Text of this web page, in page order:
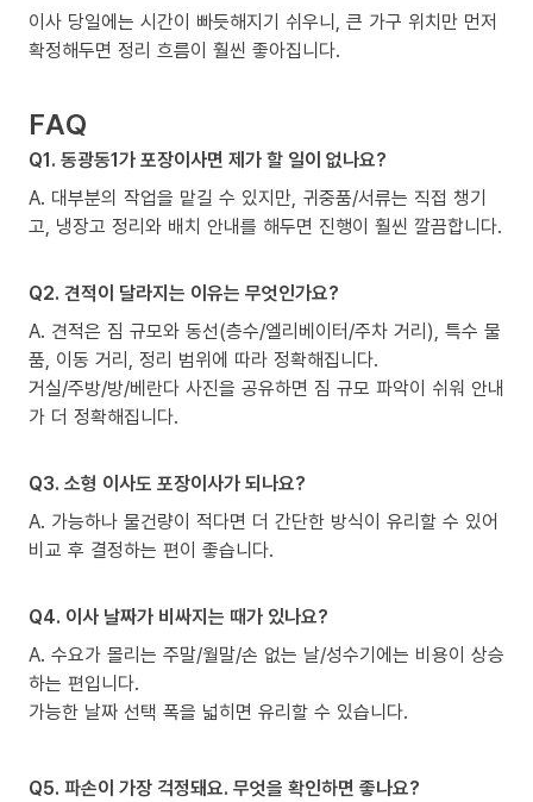
이사 당일에는 시간이 빠듯해지기 쉬우니, 큰 가구 위치만 먼저
확정해두면 정리 흐름이 훨씬 좋아집니다.
FAQ
Q1. 동광동1가 포장이사면 제가 할 일이 없나요?
A. 대부분의 작업을 맡길 수 있지만, 귀중품/서류는 직접 챙기
고, 냉장고 정리와 배치 안내를 해두면 진행이 훨씬 깔끔합니다.
Q2. 견적이 달라지는 이유는 무엇인가요?
A. 견적은 짐 규모와 동선(층수/엘리베이터/주차 거리), 특수 물
품, 이동 거리, 정리 범위에 따라 정확해집니다.
거실/주방/방/베란다 사진을 공유하면 짐 규모 파악이 쉬워 안내
가 더 정확해집니다.
Q3. 소형 이사도 포장이사가 되나요?
A. 가능하나 물건량이 적다면 더 간단한 방식이 유리할 수 있어
비교 후 결정하는 편이 좋습니다.
Q4. 이사 날짜가 비싸지는 때가 있나요?
A. 수요가 몰리는 주말/월말/손 없는 날/성수기에는 비용이 상승
하는 편입니다.
가능한 날짜 선택 폭을 넓히면 유리할 수 있습니다.
Q5. 파손이 가장 걱정돼요. 무엇을 확인하면 좋나요?